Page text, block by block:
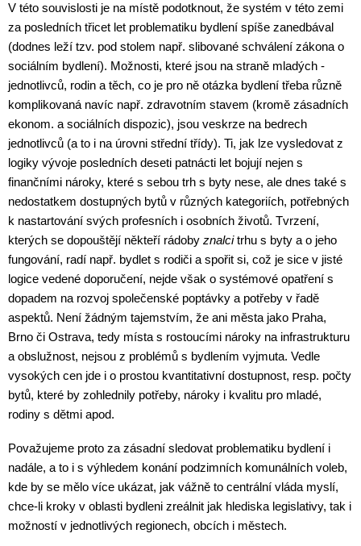
V této souvislosti je na místě podotknout, že systém v této zemi
za posledních třicet let problematiku bydlení spíše zanedbával
(dodnes leží tzv. pod stolem např. slibované schválení zákona o
sociálním bydlení). Možnosti, které jsou na straně mladých -
jednotlivců, rodin a těch, co je pro ně otázka bydlení třeba různě
komplikovaná navíc např. zdravotním stavem (kromě zásadních
ekonom. a sociálních dispozic), jsou veskrze na bedrech
jednotlivců (a to i na úrovni střední třídy). Ti, jak lze vysledovat z
logiky vývoje posledních deseti patnácti let bojují nejen s
finančními nároky, které s sebou trh s byty nese, ale dnes také s
nedostatkem dostupných bytů v různých kategoriích, potřebných
k nastartování svých profesních i osobních životů. Tvrzení,
kterých se dopouštějí někteří rádoby znalcitrhu s byty a o jeho
fungování, radí např. bydlet s rodiči a spořit si, což je sice v jisté
logice vedené doporučení, nejde však o systémové opatření s
dopadem na rozvoj společenské poptávky a potřeby v řadě
aspektů. Není žádným tajemstvím, že ani města jako Praha,
Brno či Ostrava, tedy místa s rostoucími nároky na infrastrukturu
a obslužnost, nejsou z problémů s bydlením vyjmuta. Vedle
vysokých cen jde i o prostou kvantitativní dostupnost, resp. počty
bytů, které by zohlednily potřeby, nároky i kvalitu pro mladé,
rodiny s dětmi apod.
Považujeme proto za zásadní sledovat problematiku bydlení i
nadále, a to i s výhledem konání podzimních komunálních voleb,
kde by se mělo více ukázat, jak vážně to centrální vláda myslí,
chce-li kroky v oblasti bydleni zreálnit jak hlediska legislativy, tak i
možností v jednotlivých regionech, obcích i městech.